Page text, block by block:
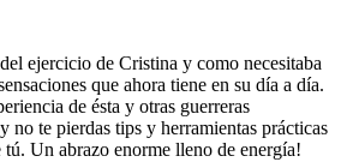
ejercicio de Cristina y como necesitaba
que ahora tiene en su día a día.
de ésta y otras guerreras
y no te pierdas tips y herramientas prácticas
Un abrazo enorme lleno de energía!